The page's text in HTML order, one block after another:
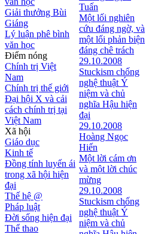
Giải thưởng Bùi
Giáng
Lý luận phê bình
văn học
Điểm nóng
Chính trị Việt
Nam
Chính trị thế giới
Đại hội X và cải
cách chính trị tại
Việt Nam
Xã hội
Giáo dục
Kinh tế
Đồng tính luyến ái
trong xã hội hiện
đại
Thế hệ @
Pháp luật
Đời sống hiện đại
Thể thao
Tuấn
Một lối nghiên
cứu đáng ngờ, và
một lối phản biện
đáng chê trách
29.10.2008
Stuckism chống
nghệ thuật Ý
niệm và chủ
nghĩa Hậu hiện
đại
29.10.2008
Hoàng Ngọc
Hiến
Một lời cám ơn
và một lời chúc
mừng
29.10.2008
Stuckism chống
nghệ thuật Ý
niệm và chủ